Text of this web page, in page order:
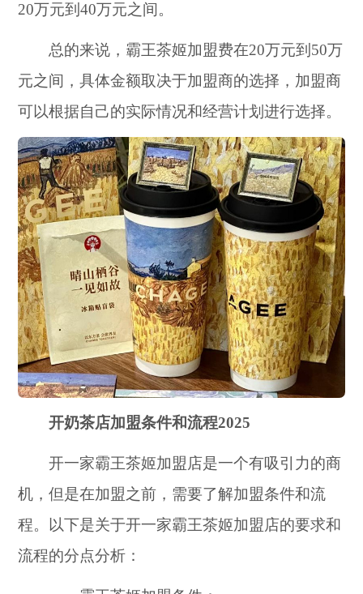
20万元到40万元之间。
总的来说，霸王茶姬加盟费在20万元到50万
元之间，具体金额取决于加盟商的选择，加盟商
可以根据自己的实际情况和经营计划进行选择。
开奶茶店加盟条件和流程2025
开一家霸王茶姬加盟店是一个有吸引力的商
机，但是在加盟之前，需要了解加盟条件和流
程。以下是关于开一家霸王茶姬加盟店的要求和
流程的分点分析：